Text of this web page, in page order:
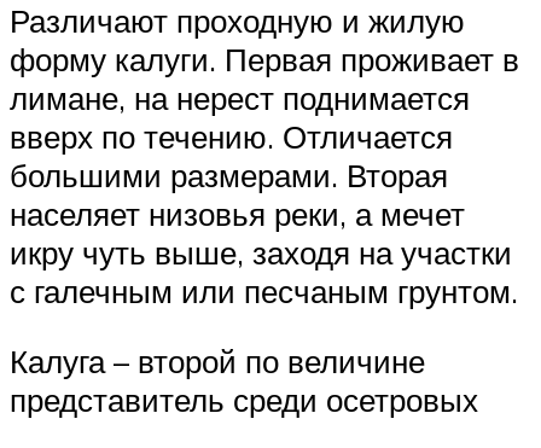
Различают проходную и жилую
форму калуги. Первая проживает в
лимане, на нерест поднимается
вверх по течению. Отличается
большими размерами. Вторая
населяет низовья реки, а мечет
икру чуть выше, заходя на участки
с галечным или песчаным грунтом.
Калуга – второй по величине
представитель среди осетровых